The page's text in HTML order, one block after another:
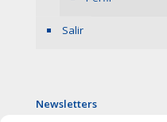
Salir
Newsletters